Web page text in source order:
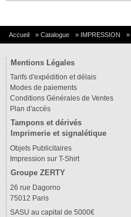
Accueil » Catalogue » IMPRESSION »
Mentions Légales
Tarifs d'expédition et délais
Modes de paiements
Conditions Générales de Ventes
Plan d'accès
Tampons et dérivés
Imprimerie et signalétique
Objets Publicitaires
Impression sur T-Shirt
Groupe ZERTY
26 rue Dagorno
75012 Paris
SASU au capital de 5000€